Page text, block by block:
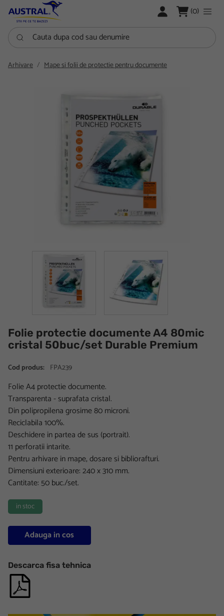
LOGARE (0)
Cauta dupa cod sau denumire
Arhivare Mape si folii de protectie pentru documente
Folie protectie documente A4 80mic
cristal 50buc/set Durable Premium
Cod produs: FPA239
Folie A4 protectie documente.
Transparenta - suprafata cristal.
Din polipropilena grosime 80 microni.
Reciclabila 100%.
Deschidere in partea de sus (portrait).
11 perforatii intarite.
Pentru arhivare in mape, dosare si bibliorafturi.
Dimensiuni exterioare: 240 x 310 mm.
Cantitate: 50 buc./set.
in stoc
Adauga in cos
Descarca fisa tehnica